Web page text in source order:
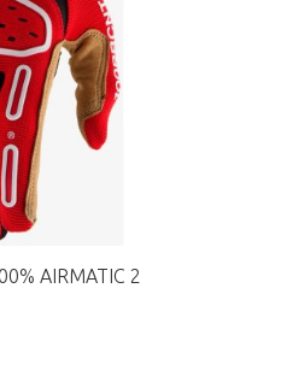
AIRMATIC 2